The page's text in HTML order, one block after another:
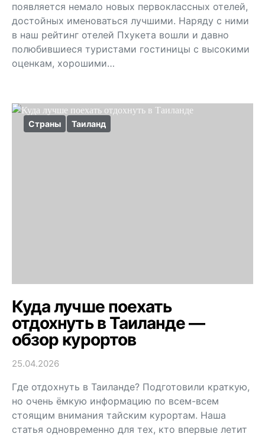
появляется немало новых первоклассных отелей,
достойных именоваться лучшими. Наряду с ними
в наш рейтинг отелей Пхукета вошли и давно
полюбившиеся туристами гостиницы с высокими
оценкам, хорошими…
Страны Таиланд
Куда лучше поехать
отдохнуть в Таиланде —
обзор курортов
25.04.2026
Где отдохнуть в Таиланде? Подготовили краткую,
но очень ёмкую информацию по всем-всем
стоящим внимания тайским курортам. Наша
статья одновременно для тех, кто впервые летит